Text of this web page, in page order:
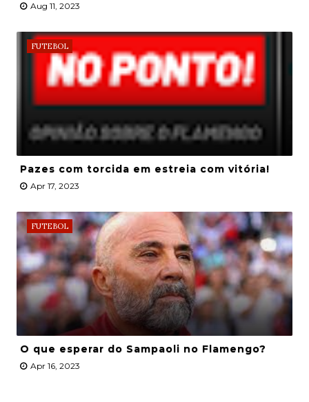
Aug 11, 2023
FUTEBOL
Pazes com torcida em estreia com vitória!
Apr 17, 2023
FUTEBOL
O que esperar do Sampaoli no Flamengo?
Apr 16, 2023